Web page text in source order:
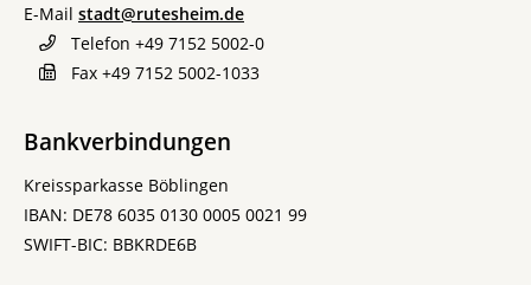
E-Mail stadt@rutesheim.de
Telefon +49 7152 5002-0
Fax +49 7152 5002-1033
Bankverbindungen
Kreissparkasse Böblingen
IBAN: DE78 6035 0130 0005 0021 99
SWIFT-BIC: BBKRDE6B